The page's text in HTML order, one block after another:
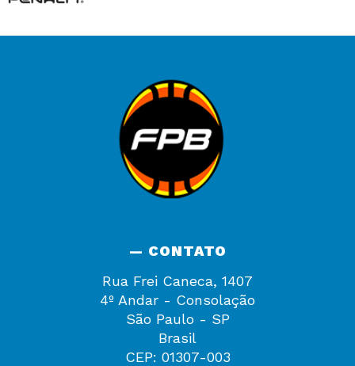
— CONTATO
Rua Frei Caneca, 1407
4º Andar - Consolação
São Paulo - SP
Brasil
CEP: 01307-003